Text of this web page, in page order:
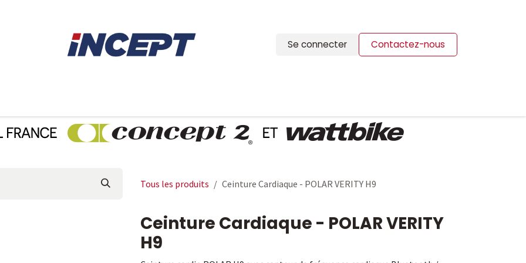
Se connecter Contactez-nous
Tous les produits Ceinture Cardiaque - POLAR VERITY H9
Ceinture Cardiaque - POLAR VERITY
H9